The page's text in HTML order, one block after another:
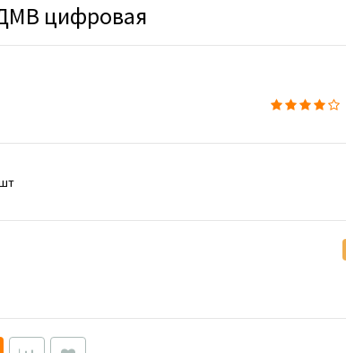
ДМВ цифровая